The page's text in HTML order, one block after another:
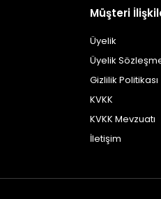
Müşteri
Üyelik
Üyelik
Gizlilik Politikası
KVKK
KVKK Mevzuatı
İletişim